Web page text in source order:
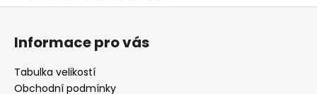
Z
Informace pro vás
Tabulka velikostí
Obchodní podmínky